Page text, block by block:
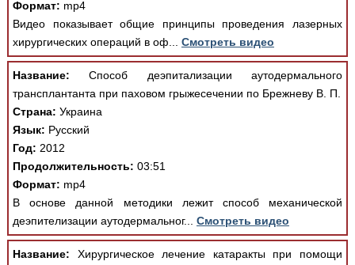
Формат: mp4
Видео показывает общие принципы проведения лазерных
хирургических операций в оф... Смотреть видео
Название: Способ деэпитализации аутодермального
трансплантанта при паховом грыжесечении по Брежневу В. П.
Страна: Украина
Язык: Русский
Год: 2012
Продолжительность: 03:51
Формат: mp4
В основе данной методики лежит способ механической
деэпителизации аутодермальног... Смотреть видео
Название: Хирургическое лечение катаракты при помощи